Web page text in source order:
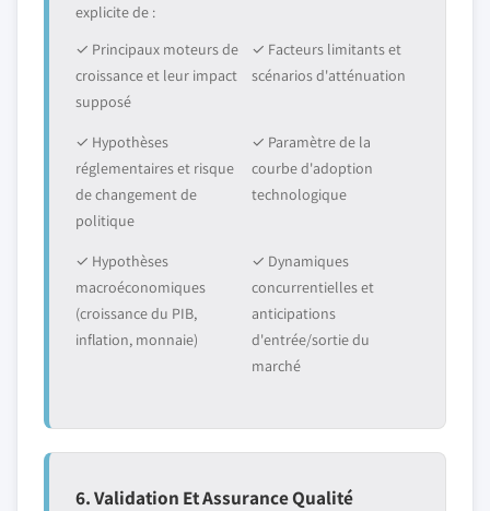
explicite de :
✓ Principaux moteurs de
croissance et leur impact
supposé
✓ Facteurs limitants et
scénarios d'atténuation
✓ Hypothèses
réglementaires et risque
de changement de
politique
✓ Paramètre de la
courbe d'adoption
technologique
✓ Hypothèses
macroéconomiques
(croissance du PIB,
inflation, monnaie)
✓ Dynamiques
concurrentielles et
anticipations
d'entrée/sortie du
marché
6. Validation Et Assurance Qualité